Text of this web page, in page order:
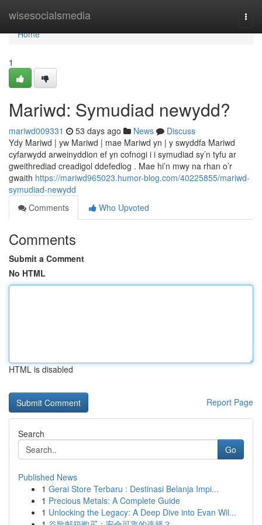
wisesocialsmedia
Home
Home
1
Mariwd: Symudiad newydd?
mariwd009331 53 days ago News
Discuss
Ydy Mariwd | yw Mariwd | mae Mariwd yn | y swyddfa Mariwd
cyfarwydd arweinyddion ef yn cofnogi i i symudiad sy’n tyfu ar
gweithrediad creadigol ddefedlog . Mae hi’n mwy na rhan o’r
gwaith https://mariwd965023.humor-blog.com/40225855/mariwd-
symudiad-newydd
Comments
Who Upvoted
Comments
Submit a Comment
No HTML
HTML is disabled
Report Page
Search
Go
Published News
1 Gerai Store Terbaru : Destinasi Belanja Impi...
1 Precious Metals: A Complete Guide
1 Unlocking the Legacy: A Deep Dive into Evan Wil...